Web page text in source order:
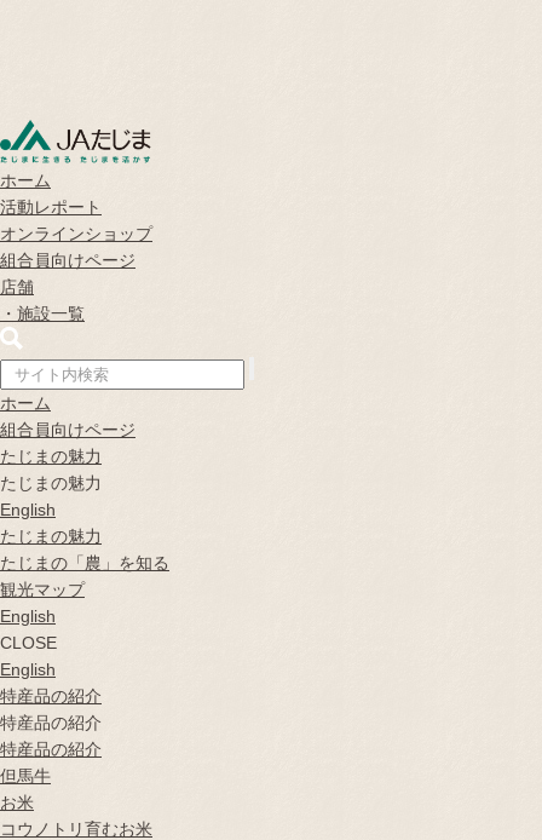
ホーム
活動レポート
オンラインショップ
組合員向けページ
店舗
・ 施設一覧
ホーム
組合員向けページ
たじまの魅力
たじまの魅力
English
たじまの魅力
たじまの「農」を知る
観光マップ
English
CLOSE
English
特産品の紹介
特産品の紹介
特産品の紹介
但馬牛
お米
コウノトリ育むお米